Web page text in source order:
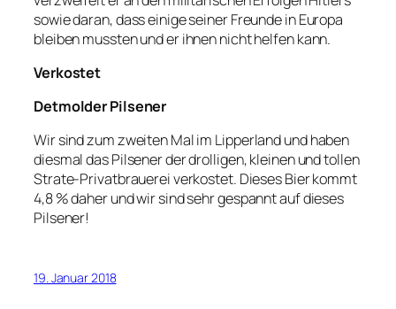
sowie daran, dass einige seiner Freunde in Europa
bleiben mussten und er ihnen nicht helfen kann.
Verkostet
Detmolder Pilsener
Wir sind zum zweiten Mal im Lipperland und haben
diesmal das Pilsener der drolligen, kleinen und tollen
Strate-Privatbrauerei verkostet. Dieses Bier kommt
4,8 % daher und wir sind sehr gespannt auf dieses
Pilsener!
19. Januar 2018